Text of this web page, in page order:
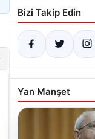
Bizi Takip Edin
Yan Manşet